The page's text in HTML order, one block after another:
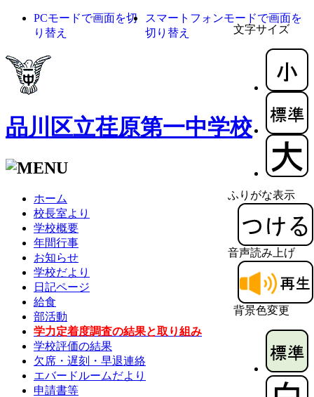
文字サイズ
ふりがな表示
音声読み上げ
背景色変更
PCモードで画面を切
り替え
スマートフォンモードで画面を
切り替え
品川区立荏原第一中学校
ホーム
校長室より
学校概要
年間行事
お知らせ
学校だより
日記ページ
給食
部活動
学力定着度調査の結果と取り組み
学校評価の結果
欠席・遅刻・早退連絡
エバードルームだより
申請書等